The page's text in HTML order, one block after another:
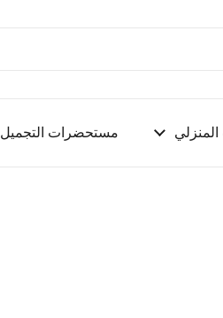
المنزلي مستحضرات التجميل